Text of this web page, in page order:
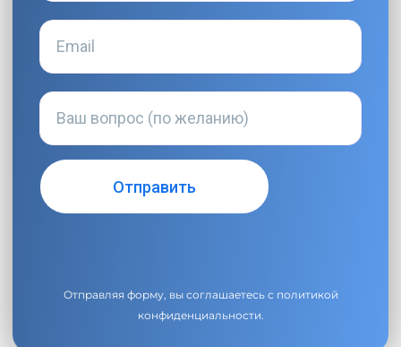
Отправляя форму, вы соглашаетесь с политикой
конфиденциальности.